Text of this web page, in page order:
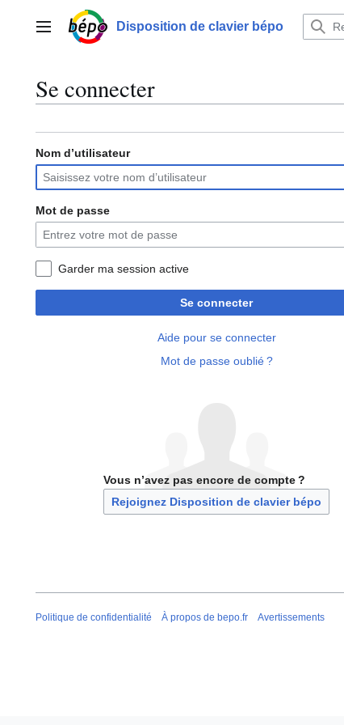
contenuMenu principalDisposition de clavier bépo
Se connecter
Nom d’utilisateur
Mot de passe
Garder ma session active
Se connecter
Aide pour se connecter
Mot de passe oublié ?
Vous n’avez pas encore de compte ?
Rejoignez Disposition de clavier bépo
Politique de confidentialité À propos de bepo.fr Avertissements